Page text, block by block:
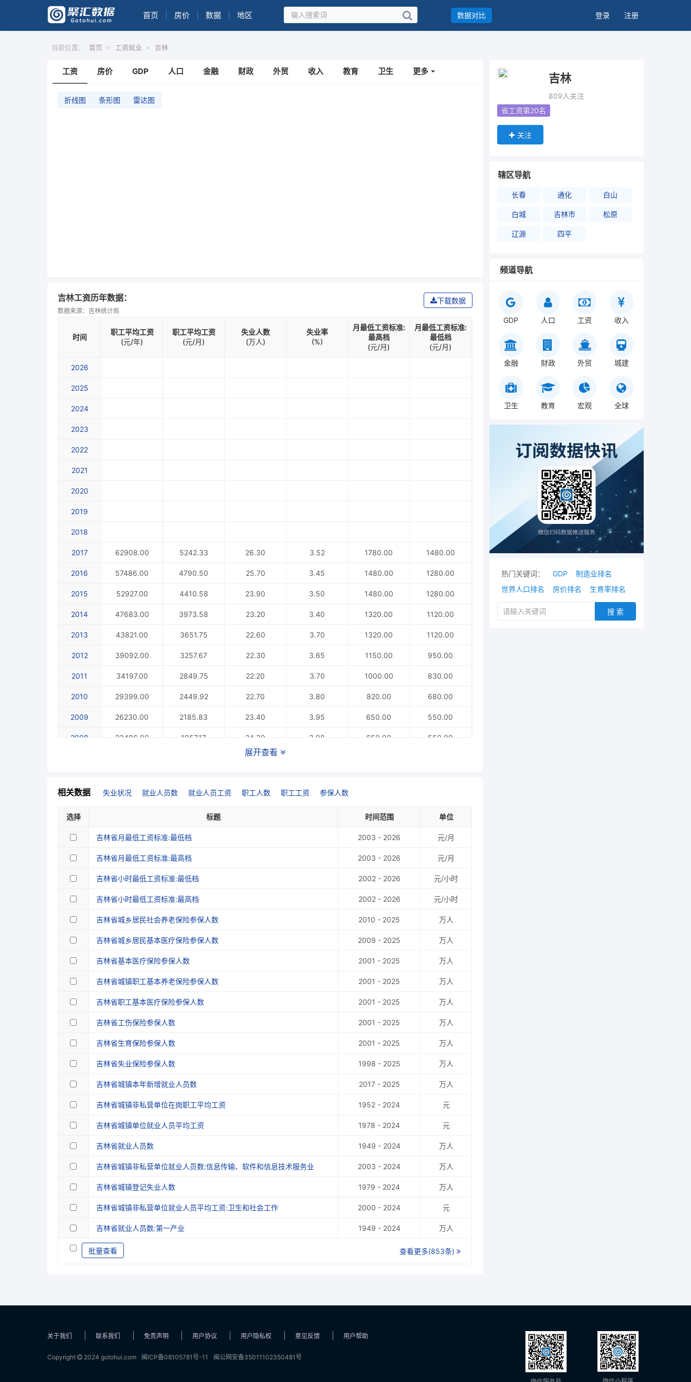
首页 房价 数据 地区 数据对比 登录 注册
当前位置： 首页 > 工资就业 > 吉林
工资 房价 GDP 人口 金融 财政 外贸 收入 教育 卫生 更多
折线图 条形图 雷达图
吉林工资历年数据： 下载数据
数据来源：吉林统计局
时间
职工平均工资
(元/年)
职工平均工资
(元/月)
失业人数
(万人)
失业率
(%)
月最低工资标准:
最高档
(元/月)
月最低工资标准:
最低档
(元/月)
2026
2025
2024
2023
2022
2021
2020
2019
2018
2017 62908.00 5242.33 26.30 3.52 1780.00 1480.00
2016 57486.00 4790.50 25.70 3.45 1480.00 1280.00
2015 52927.00 4410.58 23.90 3.50 1480.00 1280.00
2014 47683.00 3973.58 23.20 3.40 1320.00 1120.00
2013 43821.00 3651.75 22.60 3.70 1320.00 1120.00
2012 39092.00 3257.67 22.30 3.65 1150.00 950.00
2011 34197.00 2849.75 22.20 3.70 1000.00 830.00
2010 29399.00 2449.92 22.70 3.80 820.00 680.00
2009 26230.00 2185.83 23.40 3.95 650.00 550.00
2008 23486.00 1957.17 24.30 3.98 650.00 550.00
23.90
2005 14409.00 1200.75 27.60 4.20
2004 1035.92 364.00 300.00
2003 11081.00 923.42 363.00 300.00
2002 9990.00 832.50
2001 8771.00 730.92
2000 7924.00 660.33
1999 7158.00 596.50
1998 6551.00 545.92
1997 5664.00 472.00
1996 5370.00 447.50
1995 4430.00 369.17
1994 3666.00
1993 2701.00
1992 2308.00
1991 2045.00 170.42
1990 1888.00 157.33
1989 1755.00 146.25
1988 1630.00
1987 1366.00 113.83 1.68
1986 1221.00
1985 1081.00 90.08 10.40
1984 927.00
1983
1979 700.00 58.33 6.50
1978 651.00 54.25
展开查看
相关数据 失业状况 就业人员数 就业人员工资 职工人数 职工工资 参保人数
选择 标题 时间范围 单位
吉林省月最低工资标准:最低档 2003 - 2026 元/月
吉林省月最低工资标准:最高档 2003 - 2026 元/月
吉林省小时最低工资标准:最低档 2002 - 2026 元/小时
吉林省小时最低工资标准:最高档 2002 - 2026 元/小时
吉林省城乡居民社会养老保险参保人数 2010 - 2025 万人
吉林省城乡居民基本医疗保险参保人数 2009 - 2025 万人
吉林省基本医疗保险参保人数 2001 - 2025 万人
吉林省城镇职工基本养老保险参保人数 2001 - 2025 万人
吉林省职工基本医疗保险参保人数 2001 - 2025 万人
吉林省工伤保险参保人数 2001 - 2025 万人
吉林省生育保险参保人数 2001 - 2025 万人
吉林省失业保险参保人数 1998 - 2025 万人
吉林省城镇本年新增就业人员数 2017 - 2025 万人
吉林省城镇非私营单位在岗职工平均工资 1952 - 2024 元
吉林省城镇单位就业人员平均工资 1978 - 2024 元
吉林省就业人员数 1949 - 2024 万人
吉林省城镇非私营单位就业人员数:信息传输、软件和信息技术服务业 2003 - 2024 万人
吉林省城镇登记失业人数 1979 - 2024 万人
吉林省城镇非私营单位就业人员平均工资:卫生和社会工作 2000 - 2024 元
吉林省就业人员数:第一产业 1949 - 2024 万人
批量查看 查看更多(853条)
吉林
809人关注
省工资第20名
关注
辖区导航
长春 通化 白山
白城 吉林市 松原
辽源 四平
频道导航
GDP 人口 工资 收入
金融 财政 外贸 城建
卫生 教育 宏观 全球
热门关键词： GDP
制造业排名
世界人口排名
房价排名 生育率排名
搜 索
关于我们 联系我们 免责声明 用户协议 用户隐私权 意见反馈 用户帮助
Copyright 2024 gotohui.com 闽ICP备08105781号-11 闽公网安备35011102350481号